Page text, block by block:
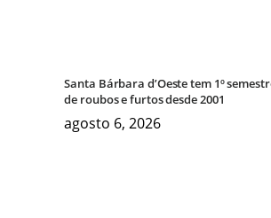
Santa Bárbara d’Oeste tem 1º
de roubos e furtos desde 2001
agosto 6, 2026